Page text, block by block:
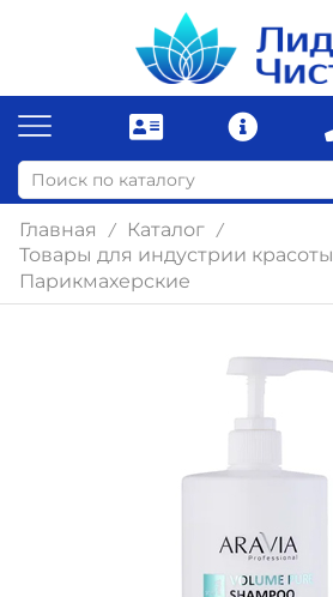
Главная / Каталог /
Товары для индустрии красоты
Парикмахерские